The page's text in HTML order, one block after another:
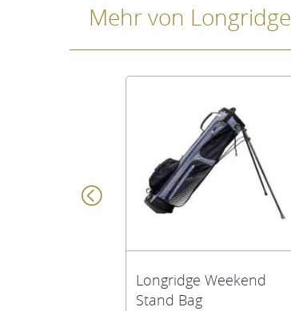
Mehr von Longridge
Longridge Weekend
Stand Bag